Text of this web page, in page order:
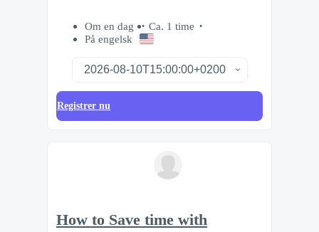
Om en dag
Ca. 1 time
På engelsk
Registrer nu
How to Save time with